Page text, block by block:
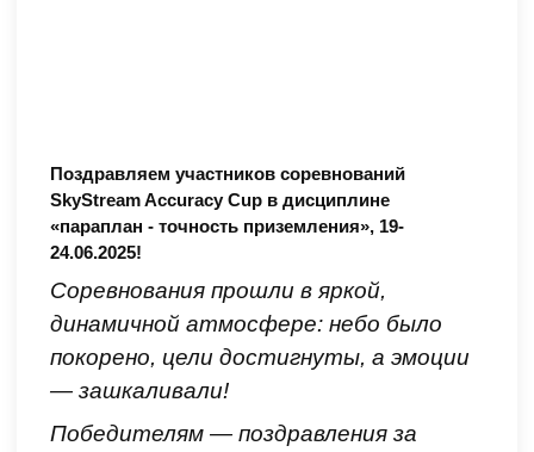
Поздравляем участников соревнований
SkyStream Accuracy Cup в дисциплине
«параплан - точность приземления», 19-
24.06.2025!
Соревнования прошли в яркой,
динамичной атмосфере: небо было
покорено, цели достигнуты, а эмоции
— зашкаливали!
Победителям — поздравления за